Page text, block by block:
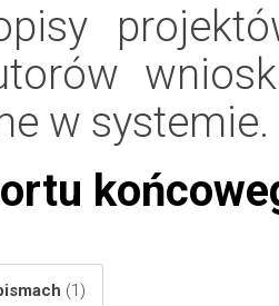
w systemie.
(1)